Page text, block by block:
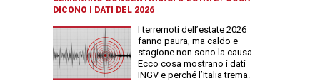
DICONO I DATI DEL 2026
I terremoti dell’estate 2026
fanno paura, ma caldo e
stagione non sono la causa.
Ecco cosa mostrano i dati
INGV e perché l’Italia trema.